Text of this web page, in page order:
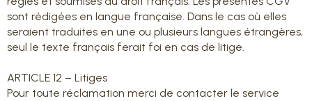
sont rédigées en langue française. Dans le cas où elles
seraient traduites en une ou plusieurs langues étrangères,
seul le texte français ferait foi en cas de litige.
ARTICLE 12 – Litiges
Pour toute réclamation merci de contacter le service